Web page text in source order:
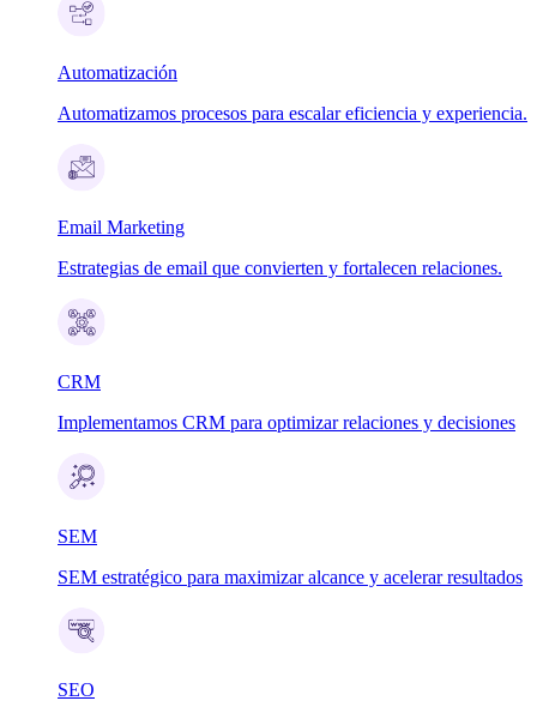
Automatización
Automatizamos procesos para escalar eficiencia y experiencia.
Email Marketing
Estrategias de email que convierten y fortalecen relaciones.
CRM
Implementamos CRM para optimizar relaciones y decisiones
SEM
SEM estratégico para maximizar alcance y acelerar resultados
SEO